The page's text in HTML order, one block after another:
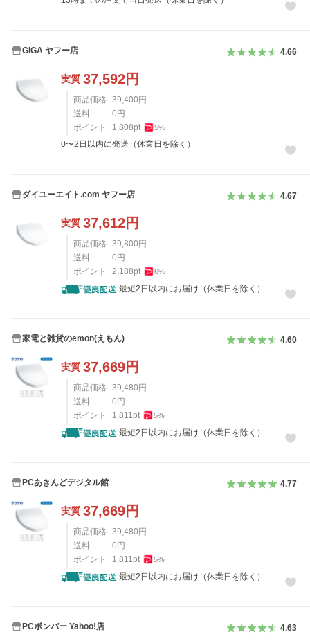
GIGA ヤフー店 4.66
実質 37,592円
商品価格 39,400 円
送料
0 円
ポイント
1,808pt 5%
0〜2日以内に発送（休業日を除く）
ダイユーエイト.com ヤフー店 4.67
実質 37,612円
商品価格 39,800 円
送料
0 円
ポイント
2,188pt 6%
最短2日以内にお届け（休業日を除く）
家電と雑貨のemon(えもん) 4.60
実質 37,669円
商品価格 39,480 円
送料
0 円
ポイント
1,811pt 5%
最短2日以内にお届け（休業日を除く）
PCあきんどデジタル館 4.77
実質 37,669円
商品価格 39,480 円
送料
0 円
ポイント
1,811pt 5%
最短2日以内にお届け（休業日を除く）
PCボンバー Yahoo!店 4.63